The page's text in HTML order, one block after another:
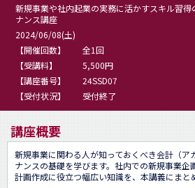
新規事業や社内起業の実務に活かすスキル習得
ナンス講座
2024/06/08(土)
【開催回数】
全1回
【受講料】
5,500円
【講座番号】
24SSD07
【受付状況】
受付終了
講座概要
新規事業に関わる人が知っておくべき会計（ア
ナンスの基礎を学びます。社内での新規事業企
計画作成に役立つ幅広い知識を、本講義にまと